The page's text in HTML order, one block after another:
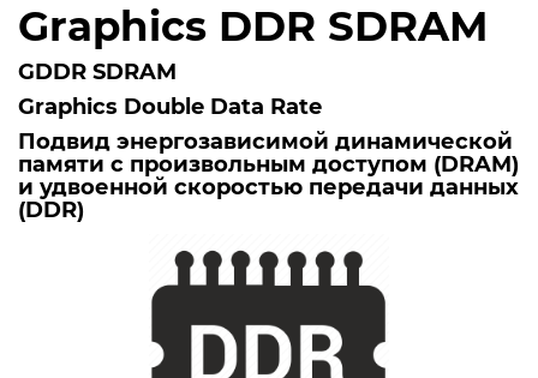
Graphics DDR SDRAM
GDDR SDRAM
Graphics Double Data Rate
Подвид энергозависимой динамической
памяти с произвольным доступом (DRAM)
и удвоенной скоростью передачи данных
(DDR)